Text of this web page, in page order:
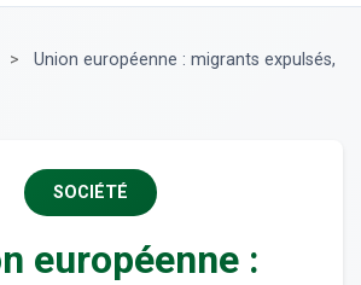
>
Union européenne : migrants expulsés,
SOCIÉTÉ
européenne :